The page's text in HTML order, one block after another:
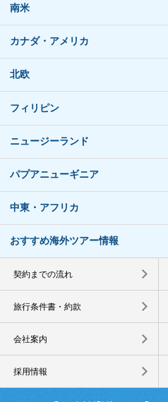
南米
カナダ・アメリカ
北欧
フィリピン
ニュージーランド
パプアニューギニア
中東・アフリカ
おすすめ海外ツアー情報
契約までの流れ
旅行条件書・約款
会社案内
採用情報